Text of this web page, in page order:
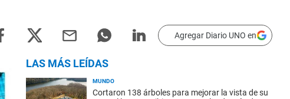
Agregar Diario UNO en
LAS MÁS LEÍDAS
MUNDO
Cortaron 138 árboles para mejorar la vista de su